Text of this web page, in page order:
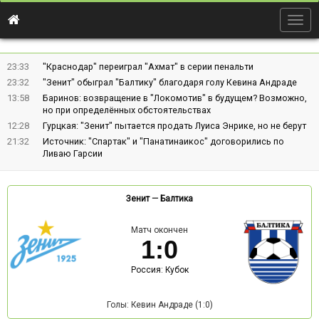
23:33
"Краснодар" переиграл "Ахмат" в серии пенальти
23:32
"Зенит" обыграл "Балтику" благодаря голу Кевина Андраде
13:58
Баринов: возвращение в "Локомотив" в будущем? Возможно,
но при определённых обстоятельствах
12:28
Гурцкая: "Зенит" пытается продать Луиса Энрике, но не берут
21:32
Источник: "Спартак" и "Панатинаикос" договорились по
Ливаю Гарсии
Зенит— Балтика
Матч окончен
1:0
Россия: Кубок
Голы: Кевин Андраде (1:0)